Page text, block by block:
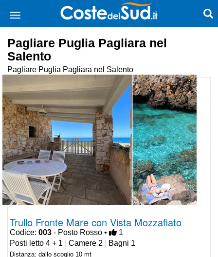
Pagliare Puglia Pagliara nel
Salento
Pagliare Puglia Pagliara nel Salento
Trullo Fronte Mare con Vista Mozzafiato
Codice: 003 - Posto Rosso •
1
Posti letto 4 + 1
Camere 2 Bagni 1
Distanza: dallo scoglio 10 mt